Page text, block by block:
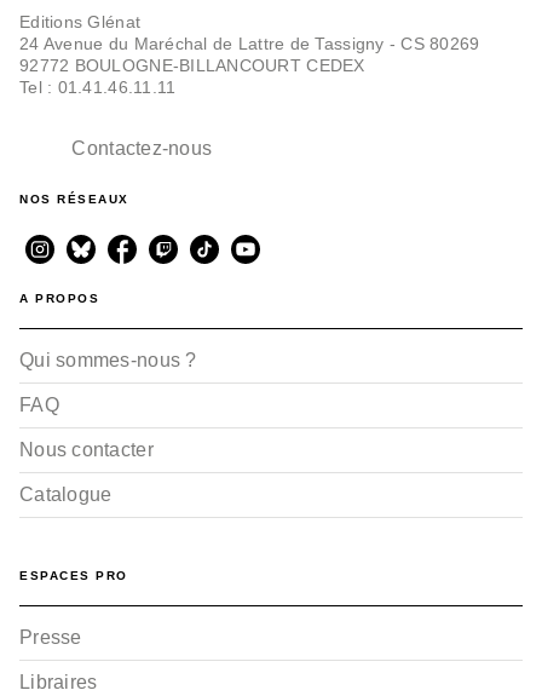
Editions Glénat
24 Avenue du Maréchal de Lattre de Tassigny - CS 80269
92772 BOULOGNE-BILLANCOURT CEDEX
Tel : 01.41.46.11.11
Contactez-nous
NOS RÉSEAUX
A PROPOS
Qui sommes-nous ?
FAQ
Nous contacter
Catalogue
ESPACES PRO
Presse
Libraires